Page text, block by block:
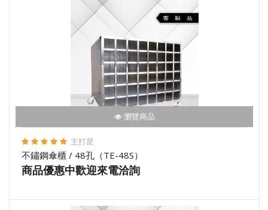
瀏覽商品
主打星
不鏽鋼傘櫃 / 48孔（TE-48S）
商品優惠中歡迎來電洽詢